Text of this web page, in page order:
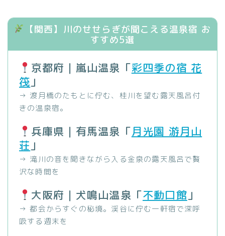
【関西】川のせせらぎが聞こえる温泉宿 お
すすめ5選
京都府｜嵐山温泉「彩四季の宿 花
筏 」
→ 渡月橋のたもとに佇む、桂川を望む露天風呂付
きの温泉宿。
兵庫県｜有馬温泉「月光園 游月山
荘 」
→ 滝川の音を聞きながら入る金泉の露天風呂で贅
沢な時間を
大阪府｜犬鳴山温泉「不動口館 」
→ 都会からすぐの秘境。渓谷に佇む一軒宿で深呼
吸する週末を